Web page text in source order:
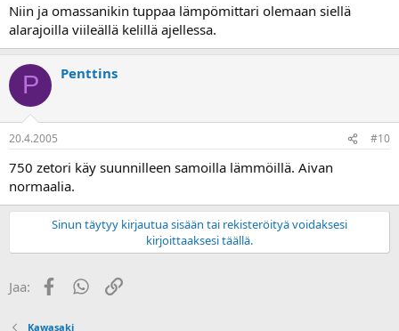
Niin ja omassanikin tuppaa lämpömittari olemaan siellä
alarajoilla viileällä kelillä ajellessa.
P Penttins
20.4.2005 #10
750 zetori käy suunnilleen samoilla lämmöillä. Aivan
normaalia.
Sinun täytyy kirjautua sisään tai rekisteröityä voidaksesi
kirjoittaaksesi täällä.
Jaa: FacebookWhatsApp
Linkki
Kawasaki